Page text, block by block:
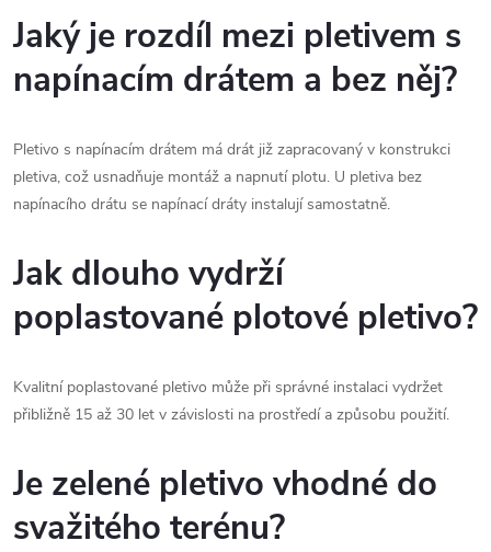
Jaký je rozdíl mezi pletivem s
napínacím drátem a bez něj?
Pletivo s napínacím drátem má drát již zapracovaný v konstrukci
pletiva, což usnadňuje montáž a napnutí plotu. U pletiva bez
napínacího drátu se napínací dráty instalují samostatně.
Jak dlouho vydrží
poplastované plotové pletivo?
Kvalitní poplastované pletivo může při správné instalaci vydržet
přibližně 15 až 30 let v závislosti na prostředí a způsobu použití.
Je zelené pletivo vhodné do
svažitého terénu?